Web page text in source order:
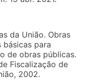
da União. Obras
básicas para
de obras públicas.
Fiscalização de
2002.